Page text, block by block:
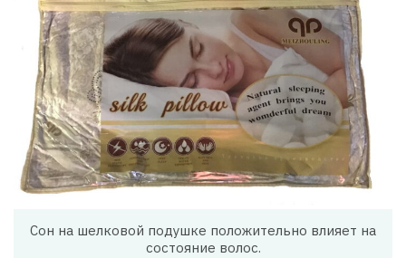
Сон на шелковой подушке положительно влияет на
состояние волос.